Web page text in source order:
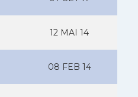
12 MAI 14
08 FEB 14